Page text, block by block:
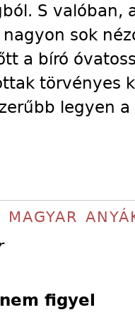
S valóban,
sok
a bíró
törvényes
legyen
figyel